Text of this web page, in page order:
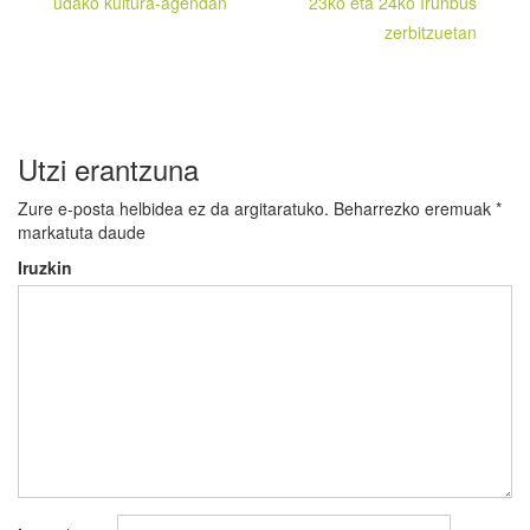
zerbitzuetan
Utzi erantzuna
Zure e-posta helbidea ez da argitaratuko. Beharrezko eremuak *
markatuta daude
Iruzkin